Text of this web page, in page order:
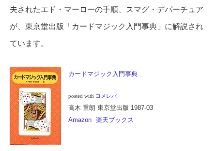
夫されたエド・マーローの手順、スマグ・デパーチュア
が、東京堂出版「カードマジック入門事典」に解説され
ています。
カードマジック入門事典
posted with ヨメレバ
高木 重朗 東京堂出版 1987-03
Amazon 楽天ブックス